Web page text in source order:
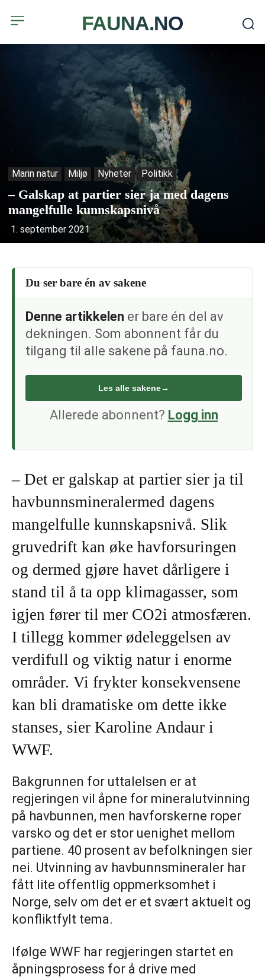
FAUNA.NO
Marin natur Miljø Nyheter Politikk
– Galskap at partier sier ja med dagens
mangelfulle kunnskapsnivå
1. september 2021
Du ser bare én av sakene
Denne artikkelen er bare én del av
dekningen. Som abonnent får du
tilgang til alle sakene på fauna.no.
Les alle sakene→
Allerede abonnent? Logg inn
– Det er galskap at partier sier ja til
havbunnsmineralermed dagens
mangelfulle kunnskapsnivå. Slik
gruvedrift kan øke havforsuringen
og dermed gjøre havet dårligere i
stand til å ta opp klimagasser, som
igjen fører til mer CO2i atmosfæren.
I tillegg kommer ødeleggelsen av
verdifull og viktig natur i enorme
områder. Vi frykter konsekvensene
kan bli dramatiske om dette ikke
stanses, sier Karoline Andaur i
WWF.
Bakgrunnen for uttalelsen er at
regjeringen vil åpne for mineralutvinning
på havbunnen, men havforskerne roper
varsko og det er stor uenighet mellom
partiene. 40 prosent av befolkningen sier
nei. Utvinning av havbunnsmineraler har
fått lite offentlig oppmerksomhet i
Norge, selv om det er et svært aktuelt og
konfliktfylt tema.
Ifølge WWF har regjeringen startet en
åpningsprosess for å drive med